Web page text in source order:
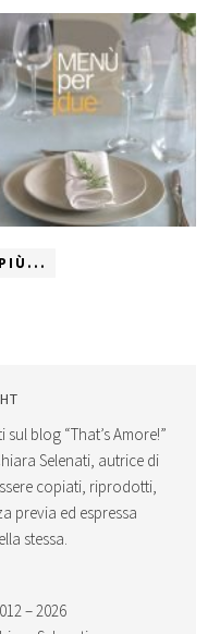
blog “That’s Amore!”
Selenati, autrice di
copiati, riprodotti,
previa ed espressa
stessa.
– 2026